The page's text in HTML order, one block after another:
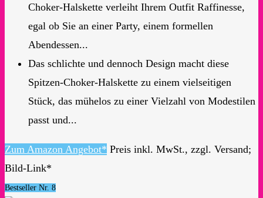
Choker-Halskette verleiht Ihrem Outfit Raffinesse,
egal ob Sie an einer Party, einem formellen
Abendessen...
Das schlichte und dennoch Design macht diese
Spitzen-Choker-Halskette zu einem vielseitigen
Stück, das mühelos zu einer Vielzahl von Modestilen
passt und...
Zum Amazon Angebot* Preis inkl. MwSt., zzgl. Versand;
Bild-Link*
Bestseller Nr. 8